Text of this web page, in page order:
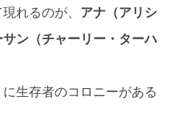
れるのが、 アナ（アリシ
サン（チャーリー・ターハ
生存者のコロニーがある